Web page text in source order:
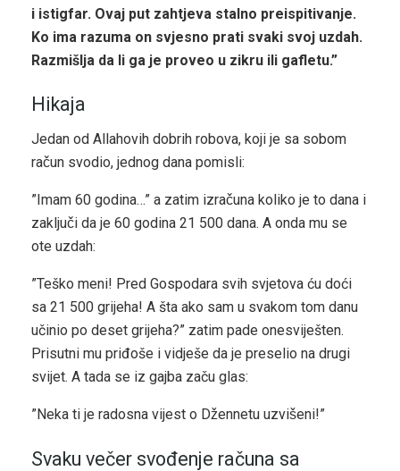
i istigfar. Ovaj put zahtjeva stalno preispitivanje.
Ko ima razuma on svjesno prati svaki svoj uzdah.
Razmišlja da li ga je proveo u zikru ili gafletu.”
Hikaja
Jedan od Allahovih dobrih robova, koji je sa sobom
račun svodio, jednog dana pomisli:
”Imam 60 godina…” a zatim izračuna koliko je to dana i
zaključi da je 60 godina 21 500 dana. A onda mu se
ote uzdah:
”Teško meni! Pred Gospodara svih svjetova ću doći
sa 21 500 grijeha! A šta ako sam u svakom tom danu
učinio po deset grijeha?” zatim pade onesviješten.
Prisutni mu priđoše i vidješe da je preselio na drugi
svijet. A tada se iz gajba začu glas:
”Neka ti je radosna vijest o Džennetu uzvišeni!”
Svaku večer svođenje računa sa